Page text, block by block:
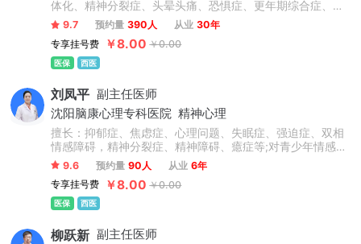
体化、精神分裂症、头晕头痛、恐惧症、更年期综合症、神
经衰弱等各类精神障碍类疾病。此外，专注于对患者的稳固
治疗，以其丰宾的了临床经验和精湛的医学索养赢得了同行
的赞赏。
9.7 预约量 390人 从业 30年
专享挂号费
￥8.00 ￥0.00
医保 西医
刘凤平 副主任医师
沈阳脑康心理专科医院 精神心理
擅长：抑郁症、焦虑症、心理问题、失眠症、强迫症、双相
情感障碍，精神分裂症、精神障碍、癔症等;对青少年情感家
庭教育心理问题，网瘾、酒瘾戒断心理疏导都有丰富经验。
9.6 预约量 90人 从业 6年
专享挂号费
￥8.00 ￥0.00
医保 西医
柳跃新 副主任医师